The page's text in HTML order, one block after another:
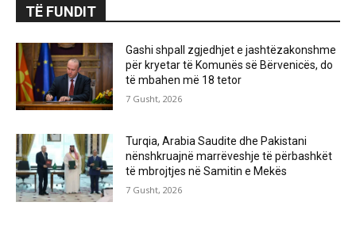
TË FUNDIT
Gashi shpall zgjedhjet e jashtëzakonshme
për kryetar të Komunës së Bërvenicës, do
të mbahen më 18 tetor
7 Gusht, 2026
Turqia, Arabia Saudite dhe Pakistani
nënshkruajnë marrëveshje të përbashkët
të mbrojtjes në Samitin e Mekës
7 Gusht, 2026